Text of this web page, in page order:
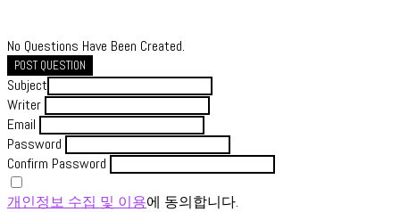
No Questions Have Been Created.
POST QUESTION
Subject
Writer
Email
Password
Confirm Password
개인정보 수집 및 이용에 동의합니다.